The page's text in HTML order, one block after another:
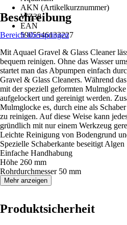
AKN (Artikelkurznummer)
WZ38
EAN
5905546133227
Beschreibung
Bereich überspringen
Mit Aquael Gravel & Glass Cleaner
bequem reinigen. Ohne das Wasser
startet man das Abpumpen einfach
Gravel & Glass Cleaners. Während
mit der speziell geformten
aufgelockert und gereinigt werden.
Mulmglocke es, durch eine als
zu reinigen. Auf diese Weise kann
gründlich mit nur einem Werkzeug
Leichte Reinigung von Bodengrund
Spezielle Schaberkante beseitigt Algen
Einfache Handhabung
Höhe 260 mm
Rohrdurchmesser 50 mm
Mehr anzeigen
Produktsicherheit